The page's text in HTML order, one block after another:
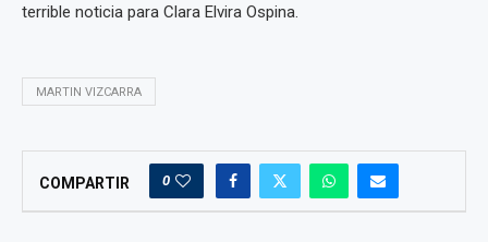
terrible noticia para Clara Elvira Ospina.
MARTIN VIZCARRA
COMPARTIR 0